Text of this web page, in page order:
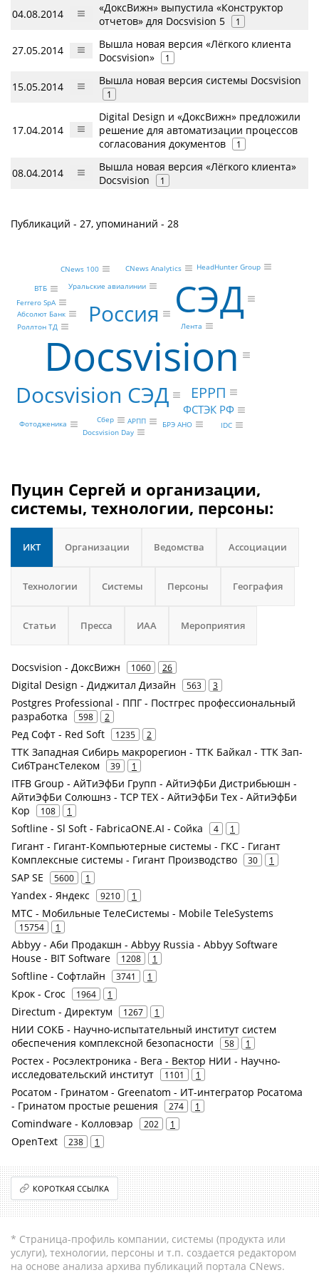
04.08.2014
«ДоксВижн» выпустила «Конструктор
отчетов» для Docsvision 5
1
27.05.2014
Вышла новая версия «Лёгкого клиента
Docsvision»
1
15.05.2014 Вышла новая версия системы Docsvision
1
17.04.2014
Digital Design и «ДоксВижн» предложили
решение для автоматизации процессов
согласования документов
1
08.04.2014
Вышла новая версия «Лёгкого клиента»
Docsvision
1
Публикаций - 27, упоминаний - 28
Docsvision
СЭД
Docsvision СЭД
Россия
ЕРРП
ФСТЭК РФ
Лента
Уральские авиалинии
ВТБ
Ferrero SpA
Абсолют Банк
Фотодженика
Роллтон ТД
Сбер
HeadHunter Group
АРПП БРЭ АНО IDC
CNews Analytics
CNews 100
Docsvision Day
Пуцин Сергей и организации,
системы, технологии, персоны:
ИКТ Организации Ведомства Ассоциации
Технологии Системы Персоны География
Статьи Пресса ИАА Мероприятия
Docsvision - ДоксВижн 1060 26
Digital Design - Диджитал Дизайн 563 3
Postgres Professional - ППГ - Постгрес профессиональный
разработка
598 2
Ред Софт - Red Soft 1235 2
ТТК Западная Сибирь макрорегион - ТТК Байкал - ТТК Зап-
СибТрансТелеком
39 1
ITFB Group - АйТиЭфБи Групп - АйтиЭфБи Дистрибьюшн -
АйтиЭфБи Солюшнз - ТСР ТЕХ - АйтиЭфБи Тех - АйтиЭфБи
Кор
108 1
Softline - Sl Soft - FabricaONE.AI - Сойка 4 1
Гигант - Гигант-Компьютерные системы - ГКС - Гигант
Комплексные системы - Гигант Производство
30 1
SAP SE 5600 1
Yandex - Яндекс 9210 1
МТС - Мобильные ТелеСистемы - Mobile TeleSystems
15754 1
Abbyy - Аби Продакшн - Abbyy Russia - Abbyy Software
House - BIT Software
1208 1
Softline - Софтлайн 3741 1
Крок - Croc 1964 1
Directum - Директум 1267 1
НИИ СОКБ - Научно-испытательный институт систем
обеспечения комплексной безопасности
58 1
Ростех - Росэлектроника - Вега - Вектор НИИ - Научно-
исследовательский институт
1101 1
Росатом - Гринатом - Greenatom - ИТ-интегратор Росатома
- Гринатом простые решения
274 1
Comindware - Колловэар 202 1
OpenText 238 1
КОРОТКАЯ ССЫЛКА
* Страница-профиль компании, системы (продукта или
услуги), технологии, персоны и т.п. создается редактором
на основе анализа архива публикаций портала CNews.